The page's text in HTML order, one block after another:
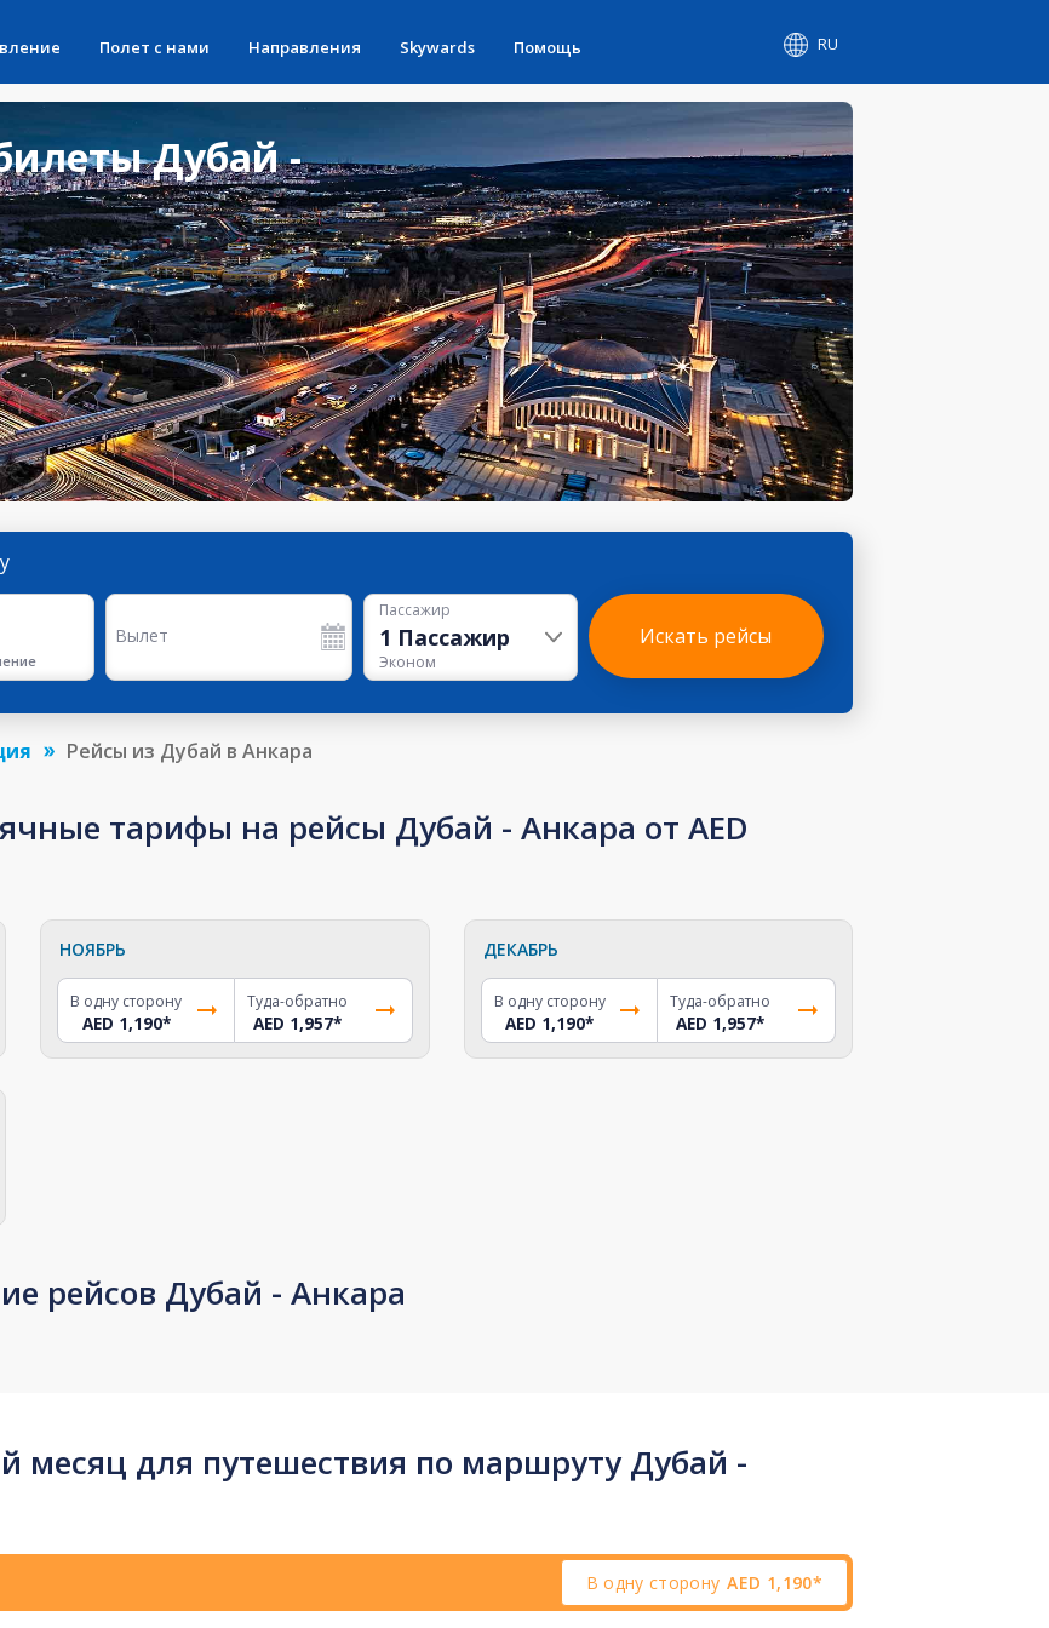
Полет с нами Направления Skywards Помощь RU
Дубай -
Вылет
Пассажир
1 Пассажир
Эконом
Искать рейсы
Рейсы из Дубай в Анкара
тарифы на рейсы Дубай - Анкара от AED
НОЯБРЬ
В одну сторону
AED 1,190*
Туда-обратно
AED 1,957*
ДЕКАБРЬ
В одну сторону
AED 1,190*
Туда-обратно
AED 1,957*
рейсов Дубай - Анкара
для путешествия по маршруту Дубай -
В одну сторону AED 1,190*